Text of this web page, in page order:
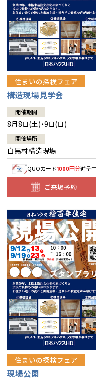
住まいの探検フェア
構造現場見学会
開催期間
8月8日(土)・9日(日)
開催場所
白馬村構造現場
QUOカード1000円分進呈
ご来場予約
住まいの探検フェア
現場公開